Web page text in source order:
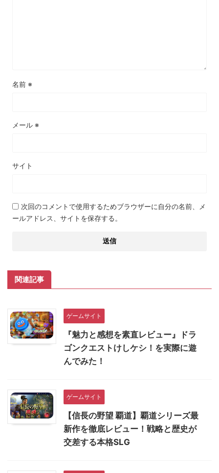
名前 ※
メール ※
サイト
次回のコメントで使用するためブラウザーに自分の名前、メ
ールアドレス、サイトを保存する。
関連記事
ゲームサイト
『魅力と感想を素直レビュー』ドラ
ゴンクエストけしケシ！を実際に遊
んでみた！
ゲームサイト
【信長の野望 覇道】覇道シリーズ最
新作を徹底レビュー！戦略と歴史が
交差する本格SLG